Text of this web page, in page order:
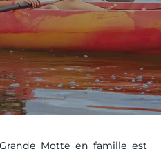
Motte en famille est